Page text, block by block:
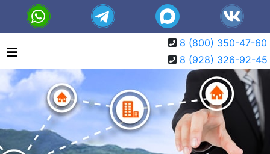
8 (800) 350-47-60
8 (928) 326-92-45